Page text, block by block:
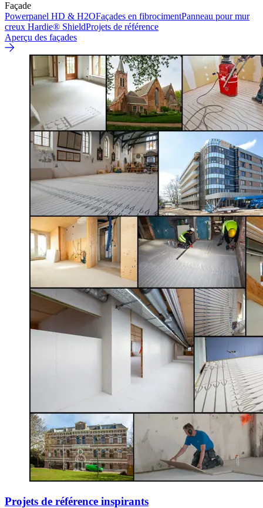
Façade
Powerpanel HD & H2OFaçades en fibrocimentPanneau pour mur
creux Hardie® ShieldProjets de référence
Aperçu des façades
Projets de référence inspirants